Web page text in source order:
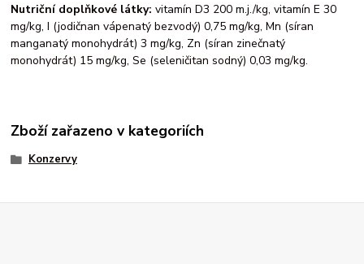
Nutriční doplňkové látky:vitamín D3 200 m.j./kg, vitamín E 30
mg/kg, I (jodičnan vápenatý bezvodý) 0,75 mg/kg, Mn (síran
manganatý monohydrát) 3 mg/kg, Zn (síran zinečnatý
monohydrát) 15 mg/kg, Se (seleničitan sodný) 0,03 mg/kg.
Zboží zařazeno v kategoriích
Konzervy